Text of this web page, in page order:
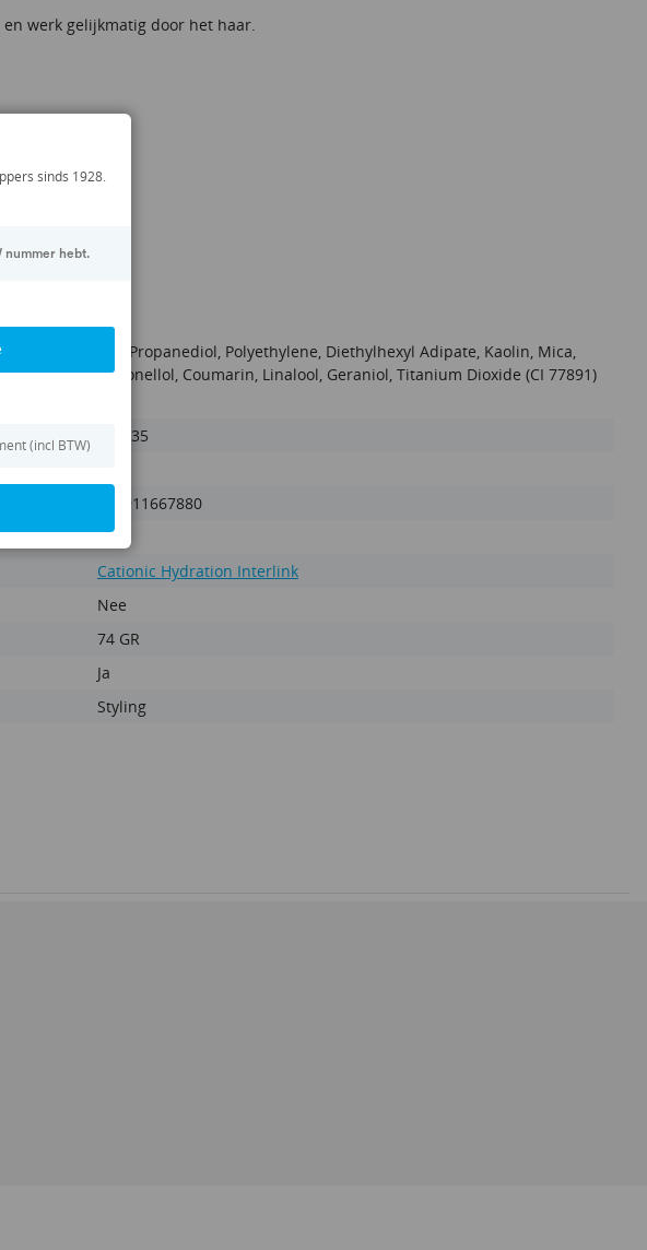
werk gelijkmatig door het haar.
Propanediol, Polyethylene, Diethylhexyl Adipate, Kaolin, Mica,
Cinnamal, Citronellol, Coumarin, Linalool, Geraniol, Titanium Dioxide (CI 77891)
CHI035
633911667880
Clay
Cationic Hydration Interlink
Nee
74 GR
Ja
Styling
sinds 1928.
nummer hebt.
(incl BTW)